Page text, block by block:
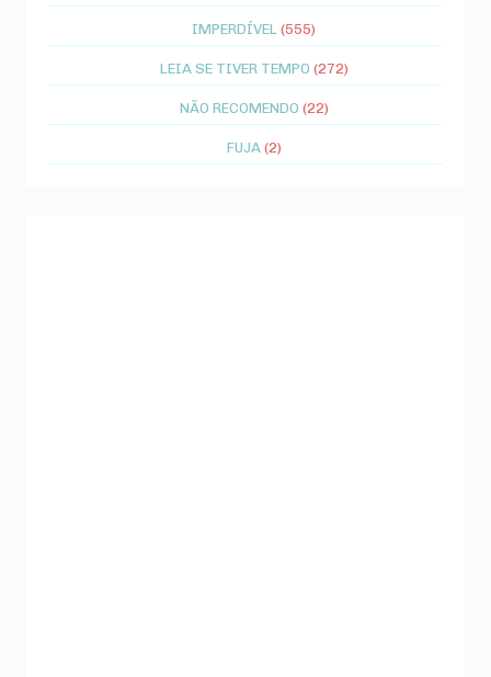
IMPERDÍVEL(555)
LEIA SE TIVER TEMPO (272)
NÃO RECOMENDO (22)
FUJA (2)